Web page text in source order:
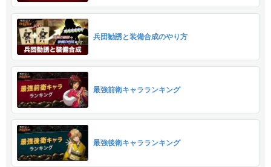
兵団勧誘と装備合成のやり方
最強前衛キャラランキング
最強後衛キャラランキング